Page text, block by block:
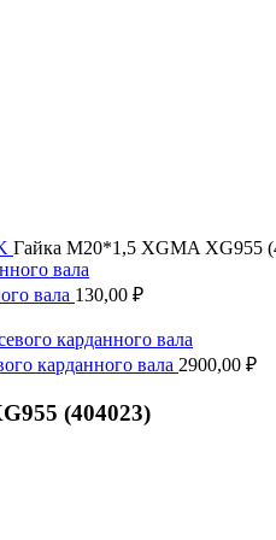
Гайка M20*1,5 XGMA XG955
вала 130,00 ₽
карданного вала 2900,00 ₽
(404023)